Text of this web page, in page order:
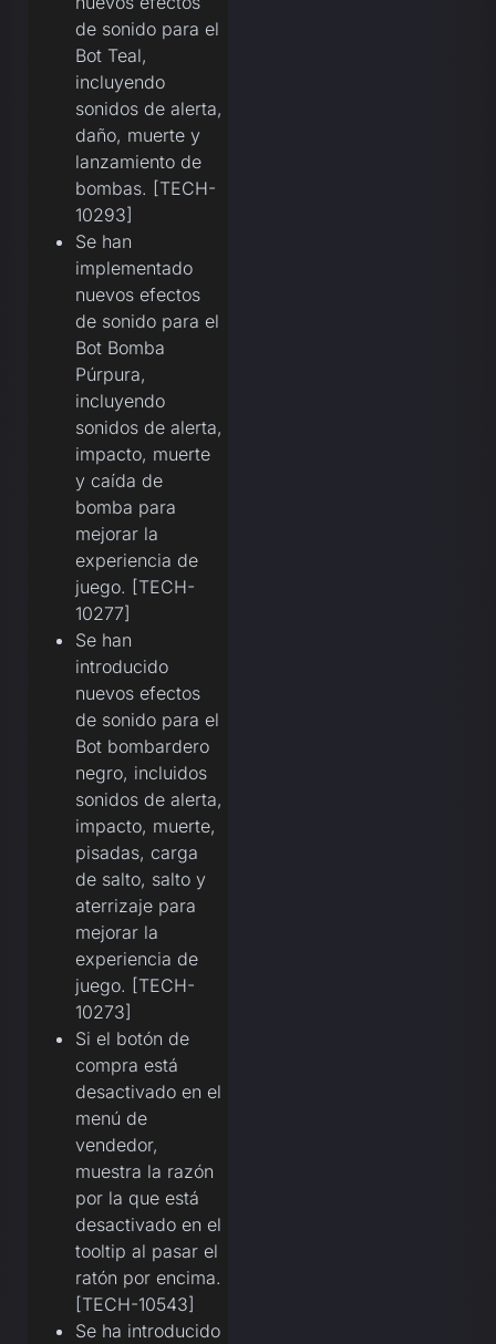
de sonido para el
Bot Teal,
incluyendo
sonidos de alerta,
daño, muerte y
lanzamiento de
bombas. [TECH-
10293]
Se han
implementado
nuevos efectos
de sonido para el
Bot Bomba
Púrpura,
incluyendo
sonidos de alerta,
impacto, muerte
y caída de
bomba para
mejorar la
experiencia de
juego. [TECH-
10277]
Se han
introducido
nuevos efectos
de sonido para el
Bot bombardero
negro, incluidos
sonidos de alerta,
impacto, muerte,
pisadas, carga
de salto, salto y
aterrizaje para
mejorar la
experiencia de
juego. [TECH-
10273]
Si el botón de
compra está
desactivado en el
menú de
vendedor,
muestra la razón
por la que está
desactivado en el
tooltip al pasar el
ratón por encima.
[TECH-10543]
Se ha introducido